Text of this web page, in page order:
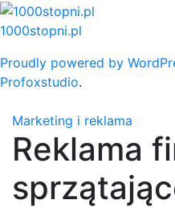
Skip
to
1000stopni.pl
Proudly powered by
Profoxstudio.
Marketing i reklama
Reklama